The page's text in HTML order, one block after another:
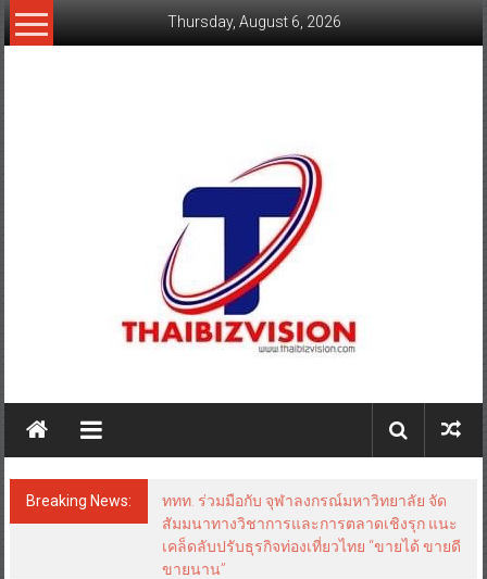
Skip
to
Thursday, August 6, 2026
Breaking News:
ททท. ร่วมมือกับ จุฬาลงกรณ์มหาวิทยาลัย จัด
สัมมนาทางวิชาการและการตลาดเชิงรุก แนะ
เคล็ดลับปรับธุรกิจท่องเที่ยวไทย “ขายได้ ขายดี
ขายนาน”